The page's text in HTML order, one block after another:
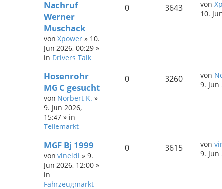
Nachruf
Werner
Muschack
von Xpower » 10.
Jun 2026, 00:29 »
in Drivers Talk
0 3643 von
10.
Hosenrohr
MG C gesucht
von Norbert K. »
9. Jun 2026,
15:47 » in
Teilemarkt
0 3260 von
9. Jun
MGF Bj 1999
von vineldi » 9.
Jun 2026, 12:00 »
in
Fahrzeugmarkt
0 3615 von
9. Jun